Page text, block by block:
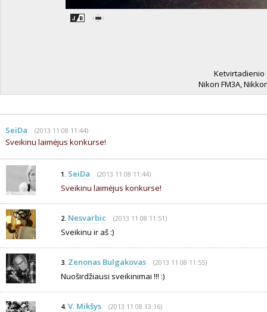
Ketvirtadienio
Nikon FM3A,
SeiDa (2013 11 08 11:44)
Sveikinu laimėjus konkurse!
1. SeiDa (2013 11 08 11:44)
Sveikinu laimėjus konkurse!
2. Nesvarbic (2013 11 08 11:51)
Sveikinu ir aš :)
3. Zenonas Bulgakovas (2013 11 08 11:55)
Nuoširdžiausi sveikinimai !!! :)
4. V. Mikšys (2013 11 08 13:16)